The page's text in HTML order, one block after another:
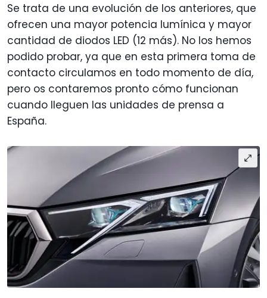
Se trata de una evolución de los anteriores, que
ofrecen una mayor potencia lumínica y mayor
cantidad de diodos LED (12 más). No los hemos
podido probar, ya que en esta primera toma de
contacto circulamos en todo momento de día,
pero os contaremos pronto cómo funcionan
cuando lleguen las unidades de prensa a
España.